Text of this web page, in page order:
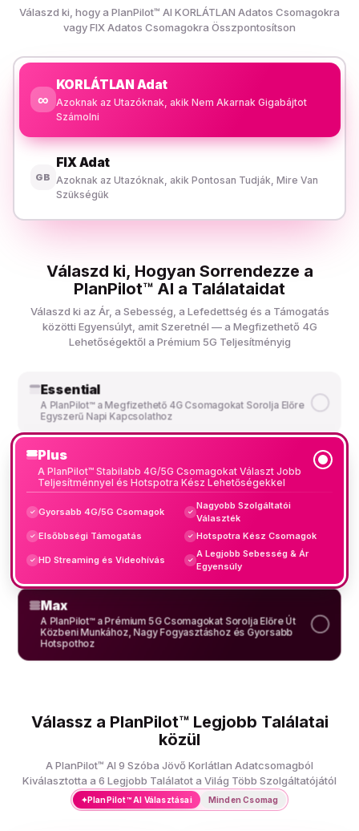
Válaszd ki, hogy a PlanPilot™ AI KORLÁTLAN Adatos Csomagokra
vagy FIX Adatos Csomagokra Összpontosítson
∞
KORLÁTLAN Adat
Azoknak az Utazóknak, akik Nem Akarnak Gigabájtot
Számolni
GB
FIX Adat
Azoknak az Utazóknak, akik Pontosan Tudják, Mire Van
Szükségük
Válaszd ki, Hogyan Sorrendezze a
PlanPilot™ AI a Találataidat
Válaszd ki az Ár, a Sebesség, a Lefedettség és a Támogatás
közötti Egyensúlyt, amit Szeretnél — a Megfizethető 4G
Lehetőségektől a Prémium 5G Teljesítményig
Essential
A PlanPilot™ a Megfizethető 4G Csomagokat Sorolja Előre
Egyszerű Napi Kapcsolathoz
Plus
A PlanPilot™ Stabilabb 4G/5G Csomagokat Választ Jobb
Teljesítménnyel és Hotspotra Kész Lehetőségekkel
✓ Gyorsabb 4G/5G Csomagok ✓
Nagyobb Szolgáltatói
Választék
✓ Elsőbbségi Támogatás ✓ Hotspotra Kész Csomagok
✓ HD Streaming és Videohívás ✓
A Legjobb Sebesség & Ár
Egyensúly
Max
A PlanPilot™ a Prémium 5G Csomagokat Sorolja Előre Út
Közbeni Munkához, Nagy Fogyasztáshoz és Gyorsabb
Hotspothoz
Válassz a PlanPilot™ Legjobb Találatai
közül
A PlanPilot™ AI 9 Szóba Jövő Korlátlan Adatcsomagból
Kiválasztotta a 6 Legjobb Találatot a Világ Több Szolgáltatójától
✦PlanPilot™ AI Választásai Minden Csomag